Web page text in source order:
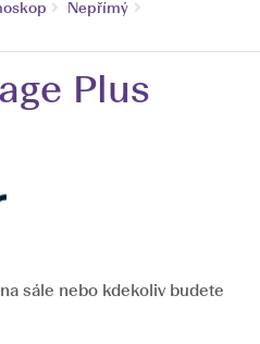
Nepřímý
Plus
sále nebo kdekoliv budete